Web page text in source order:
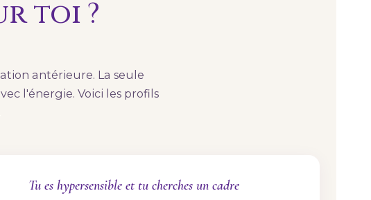
toi ?
antérieure. La seule
l'énergie. Voici les profils
Tu es hypersensible et tu cherches un cadre